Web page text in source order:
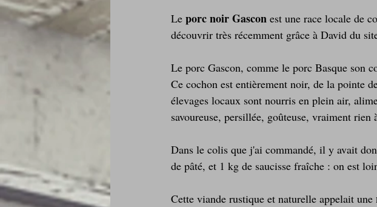
Fondus de chocolat fruits à coque Garden Party -
Glaces, sorbets, desserts glacés Grillades, barbecues et
Je mange au bureau : gamelle, bento Laitages La
Le porc noir Gascon est une race locale de
découvrir très récemment grâce à David du
Le porc Gascon, comme le porc Basque son
Ce cochon est entièrement noir, de la pointe
élevages locaux sont nourris en plein air,
savoureuse, persillée, goûteuse, vraiment
Dans le colis que j'ai commandé, il y avait
de pâté, et 1 kg de saucisse fraîche : on est
Cette viande rustique et naturelle appelait une